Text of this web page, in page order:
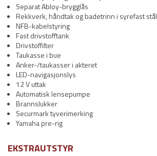
Separat Abloy-brygglås
Rekkverk, håndtak og badetrinn i syrefast stål
NFB-kabelstyring
Fast drivstofftank
Drivstoffilter
Taukasse i bue
Anker-/taukasser i akteret
LED-navigasjonslys
12 V uttak
Automatisk lensepumpe
Brannslukker
Securmark tyverimerking
Yamaha pre-rig
EKSTRAUTSTYR